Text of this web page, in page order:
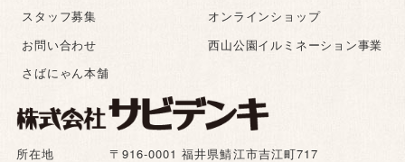
所在地 〒916-0001 福井県鯖江市吉江町717
スタッフ募集
オンラインショップ
お問い合わせ
西山公園イルミネーション事業
さばにゃん本舗